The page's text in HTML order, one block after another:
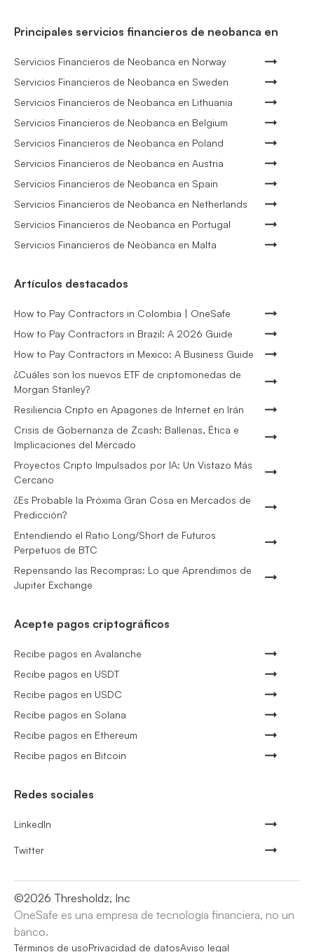
Principales servicios financieros de neobanca en
Servicios Financieros de Neobanca en Norway
Servicios Financieros de Neobanca en Sweden
Servicios Financieros de Neobanca en Lithuania
Servicios Financieros de Neobanca en Belgium
Servicios Financieros de Neobanca en Poland
Servicios Financieros de Neobanca en Austria
Servicios Financieros de Neobanca en Spain
Servicios Financieros de Neobanca en Netherlands
Servicios Financieros de Neobanca en Portugal
Servicios Financieros de Neobanca en Malta
Artículos destacados
How to Pay Contractors in Colombia | OneSafe
How to Pay Contractors in Brazil: A 2026 Guide
How to Pay Contractors in Mexico: A Business Guide
¿Cuáles son los nuevos ETF de criptomonedas de
Morgan Stanley?
Resiliencia Cripto en Apagones de Internet en Irán
Crisis de Gobernanza de Zcash: Ballenas, Ética e
Implicaciones del Mercado
Proyectos Cripto Impulsados por IA: Un Vistazo Más
Cercano
¿Es Probable la Próxima Gran Cosa en Mercados de
Predicción?
Entendiendo el Ratio Long/Short de Futuros
Perpetuos de BTC
Repensando las Recompras: Lo que Aprendimos de
Jupiter Exchange
Acepte pagos criptográficos
Recibe pagos en Avalanche
Recibe pagos en USDT
Recibe pagos en USDC
Recibe pagos en Solana
Recibe pagos en Ethereum
Recibe pagos en Bitcoin
Redes sociales
LinkedIn
Twitter
©2026 Thresholdz, Inc
OneSafe es una empresa de tecnología financiera, no un
banco.
Términos de usoPrivacidad de datosAviso legal